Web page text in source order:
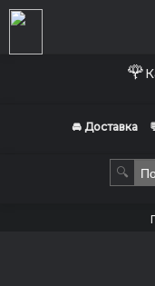
🌹
🚘 Доставка
🔍